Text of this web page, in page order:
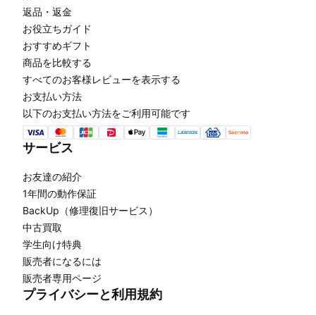
返品・返金
お役立ちガイド
おすすめギフト
商品を比較する
すべてのお客様レビューを表示する
お支払い方法
以下のお支払い方法をご利用可能です
サービス
お友達の紹介
1年間の動作保証
BackUp（修理復旧サービス）
中古買取
学生向け特典
販売者になるには
販売者専用ページ
プライバシーと利用規約